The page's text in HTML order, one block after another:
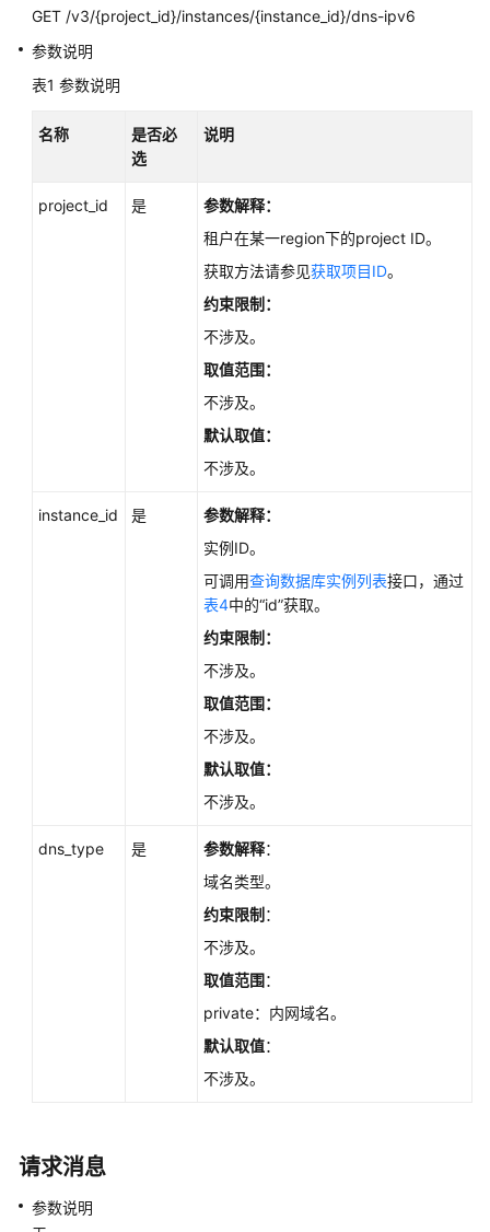
使
用
前
必
览
库
级
的
GET /v3/{project_id}/instances/{instance_id}/dns-ipv6
参数说明
表1 参数说明
名称
是否必
选
说明
project_id 是
参数解释：
租户在某一region下的project ID。
获取方法请参见获取项目ID。
约束限制：
不涉及。
取值范围：
不涉及。
默认取值：
不涉及。
instance_id 是
参数解释：
实例ID。
可调用查询数据库实例列表接口，通过
表4中的“id”获取。
约束限制：
不涉及。
取值范围：
不涉及。
默认取值：
不涉及。
dns_type 是 参数解释：
域名类型。
约束限制 ：
不涉及。
取值范围：
private：内网域名。
默认取值：
不涉及。
请求消息
参数说明